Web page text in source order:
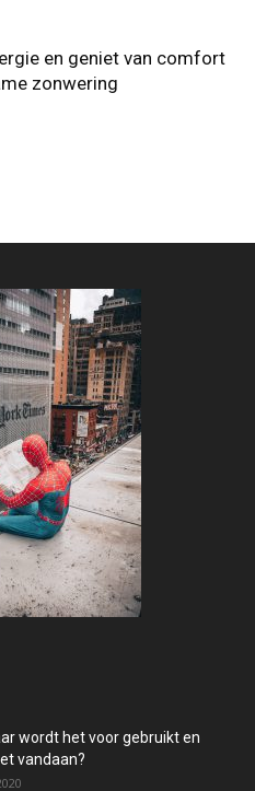
en geniet van comfort
zonwering
wordt het voor gebruikt en
vandaan?